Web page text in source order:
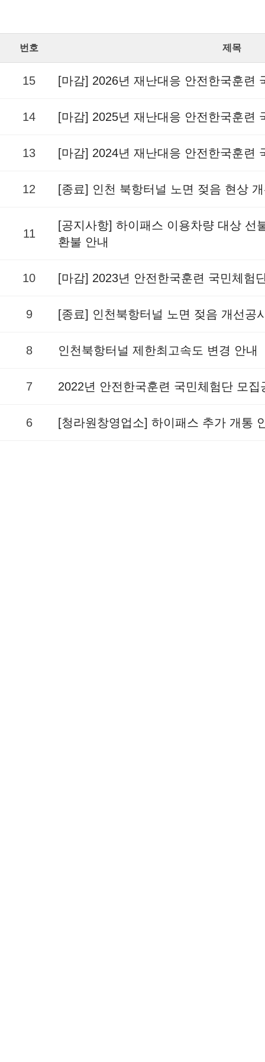
번호 제목
15 [마감] 2026년 재난대응 안전한국훈련
14 [마감] 2025년 재난대응 안전한국훈련
13 [마감] 2024년 재난대응 안전한국훈련
12 [종료] 인천 북항터널 노면 젖음 현상
11
[공지사항] 하이패스 이용차량 대상 선
환불 안내
10 [마감] 2023년 안전한국훈련 국민체험
9 [종료] 인천북항터널 노면 젖음 개선공
8 인천북항터널 제한최고속도 변경 안내
7 2022년 안전한국훈련 국민체험단 모집
6 [청라원창영업소] 하이패스 추가 개통